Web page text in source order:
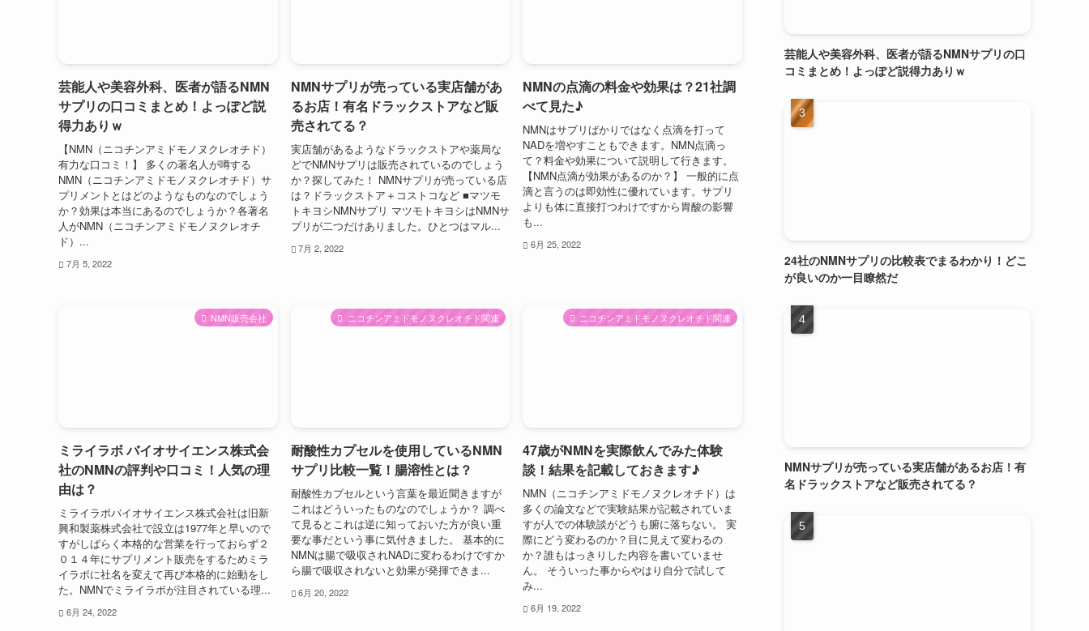
芸能人や美容外科、医者が語るNMN
サプリの口コミまとめ！よっぽど説
得力ありｗ
【NMN（ニコチンアミドモノヌクレオチド）
有力な口コミ！】 多くの著名人が噂する
NMN（ニコチンアミドモノヌクレオチド）サ
プリメントとはどのようなものなのでしょう
か？効果は本当にあるのでしょうか？各著名
人がNMN（ニコチンアミドモノヌクレオチ
ド）...
7月 5, 2022
NMNサプリが売っている実店舗があ
るお店！有名ドラックストアなど販
売されてる？
実店舗があるようなドラックストアや薬局な
どでNMNサプリは販売されているのでしょう
か？探してみた！ NMNサプリが売っている店
は？ドラックストア＋コストコなど ■マツモ
トキヨシNMNサプリ マツモトキヨシはNMNサ
プリが二つだけありました。ひとつはマル...
7月 2, 2022
NMNの点滴の料金や効果は？21社調
べて見た♪
NMNはサプリばかりではなく点滴を打って
NADを増やすこともできます。NMN点滴っ
て？料金や効果について説明して行きます。
【NMN点滴が効果があるのか？】 一般的に点
滴と言うのは即効性に優れています。サプリ
よりも体に直接打つわけですから胃酸の影響
も...
6月 25, 2022
NMN販売会社
ミライラボ バイオサイエンス株式会
社のNMNの評判や口コミ！人気の理
由は？
ミライラボバイオサイエンス株式会社は旧新
興和製薬株式会社で設立は1977年と早いので
すがしばらく本格的な営業を行っておらず２
０１４年にサプリメント販売をするためミラ
イラボに社名を変えて再び本格的に始動をし
た。NMNでミライラボが注目されている理...
6月 24, 2022
ニコチンアミドモノヌクレオチド関連
耐酸性カプセルを使用しているNMN
サプリ比較一覧！腸溶性とは？
耐酸性カプセルという言葉を最近聞きますが
これはどういったものなのでしょうか？ 調べ
て見るとこれは逆に知っておいた方が良い重
要な事だという事に気付きました。 基本的に
NMNは腸で吸収されNADに変わるわけですか
ら腸で吸収されないと効果が発揮できま...
6月 20, 2022
ニコチンアミドモノヌクレオチド関連
47歳がNMNを実際飲んでみた体験
談！結果を記載しておきます♪
NMN（ニコチンアミドモノヌクレオチド）は
多くの論文などで実験結果が記載されていま
すが人での体験談がどうも腑に落ちない。 実
際にどう変わるのか？目に見えて変わるの
か？誰もはっきりした内容を書いていませ
ん。 そういった事からやはり自分で試して
み...
6月 19, 2022
芸能人や美容外科、医者が語るNMNサプリの口
コミまとめ！よっぽど説得力ありｗ
24社のNMNサプリの比較表でまるわかり！どこ
が良いのか一目瞭然だ
NMNサプリが売っている実店舗があるお店！有
名ドラックストアなど販売されてる？